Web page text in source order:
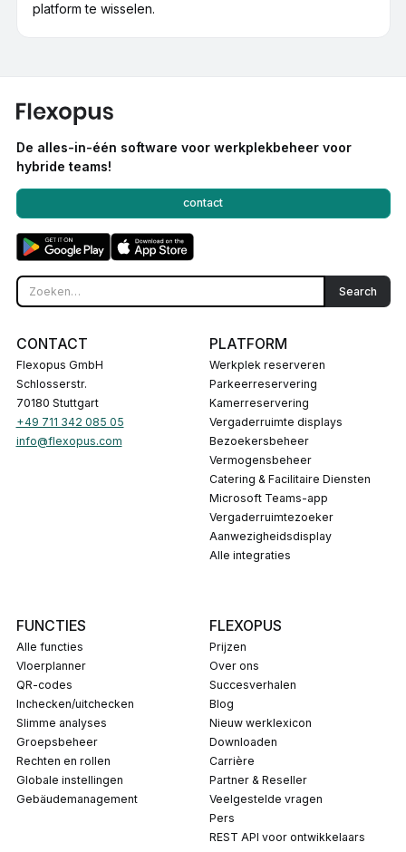
platform te wisselen.
De alles-in-één software voor werkplekbeheer voor
hybride teams!
contact
CONTACT
Flexopus GmbH
Schlosserstr.
70180 Stuttgart
+49 711 342 085 05
info@flexopus.com
PLATFORM
Werkplek reserveren
Parkeerreservering
Kamerreservering
Vergaderruimte displays
Bezoekersbeheer
Vermogensbeheer
Catering & Facilitaire Diensten
Microsoft Teams-app
Vergaderruimtezoeker
Aanwezigheidsdisplay
Alle integraties
FUNCTIES
Alle functies
Vloerplanner
QR-codes
Inchecken/uitchecken
Slimme analyses
Groepsbeheer
Rechten en rollen
Globale instellingen
Gebäudemanagement
FLEXOPUS
Prijzen
Over ons
Succesverhalen
Blog
Nieuw werklexicon
Downloaden
carrière
Partner & Reseller
Veelgestelde vragen
pers
REST API voor ontwikkelaars